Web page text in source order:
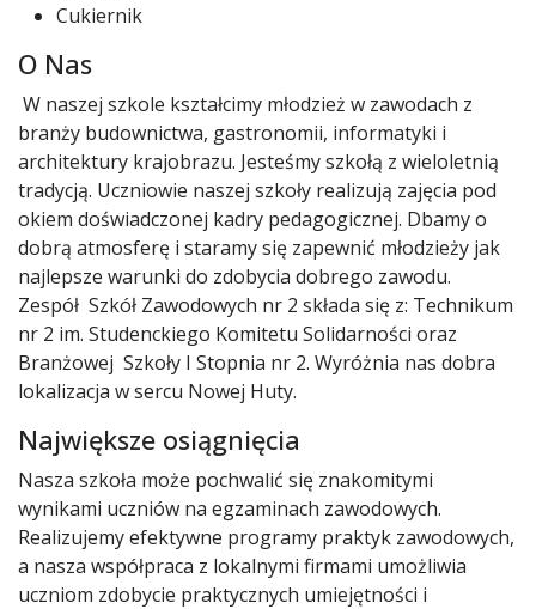
Cukiernik
O Nas
W naszej szkole kształcimy młodzież w zawodach z
branży budownictwa, gastronomii, informatyki i
architektury krajobrazu. Jesteśmy szkołą z wieloletnią
tradycją. Uczniowie naszej szkoły realizują zajęcia pod
okiem doświadczonej kadry pedagogicznej. Dbamy o
dobrą atmosferę i staramy się zapewnić młodzieży jak
najlepsze warunki do zdobycia dobrego zawodu.
Zespół Szkół Zawodowych nr 2 składa się z: Technikum
nr 2 im. Studenckiego Komitetu Solidarności oraz
Branżowej Szkoły I Stopnia nr 2. Wyróżnia nas dobra
lokalizacja w sercu Nowej Huty.
Największe osiągnięcia
Nasza szkoła może pochwalić się znakomitymi
wynikami uczniów na egzaminach zawodowych.
Realizujemy efektywne programy praktyk zawodowych,
a nasza współpraca z lokalnymi firmami umożliwia
uczniom zdobycie praktycznych umiejętności i